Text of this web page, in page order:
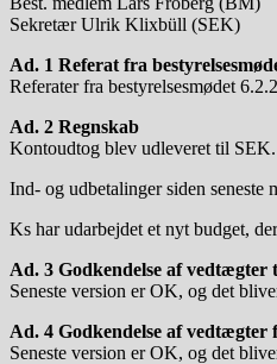
Sekretær Ulrik Klixbüll (SEK)
Ad. 1 Referat fra
Referater fra bestyrelsesmødet
Ad. 2 Regnskab
Kontoudtog blev udleveret til SEK.
Ind- og udbetalinger siden seneste
Ks har udarbejdet et nyt budget,
Ad. 3 Godkendelse af
Seneste version er OK, og det
Ad. 4 Godkendelse af
Seneste version er OK, og det